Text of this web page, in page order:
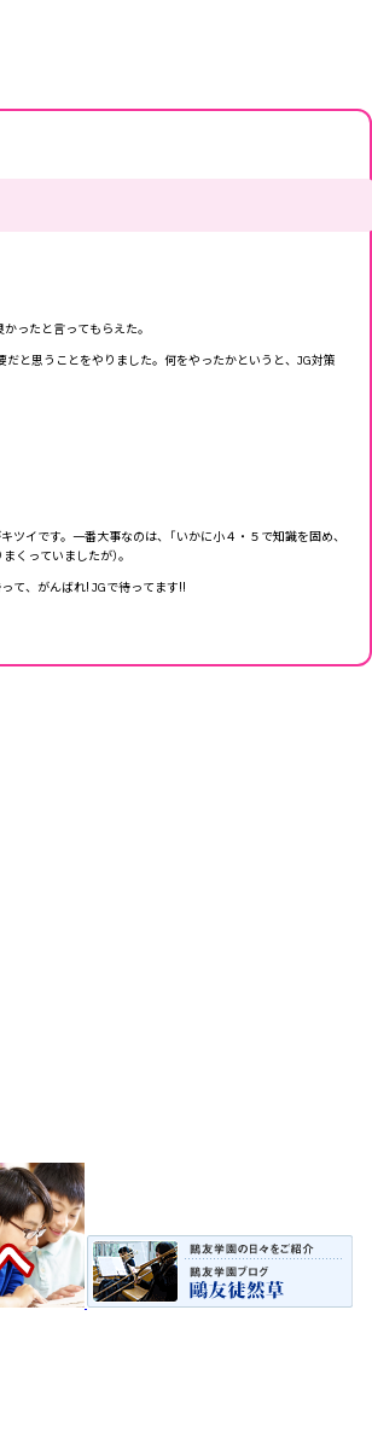
ったと言ってもらえた。
と思うことをやりました。何をやったかというと、JG対策
イです。一番大事なのは、「いかに小４・５で知識を固め、
くっていましたが）。
て、がんばれ! JGで待ってます!!